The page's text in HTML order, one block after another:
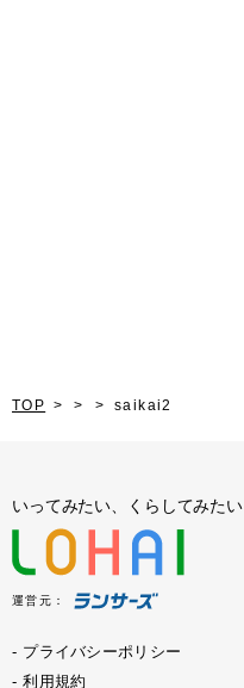
TOP saikai2
いってみたい、くらしてみたい
運営元：
プライバシーポリシー
利用規約